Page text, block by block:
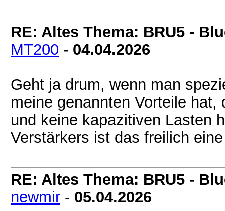
RE: Altes Thema: BRU5 -
MT200 - 04.04.2026
Geht ja drum, wenn man
meine genannten Vorteile
und keine kapazitiven Lasten
Verstärkers ist das freilich
RE: Altes Thema: BRU5 -
newmir - 05.04.2026